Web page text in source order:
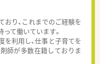
り、これまでのご経験を
て働いています。
利用し、仕事と子育てを
師が多数在籍しておりま